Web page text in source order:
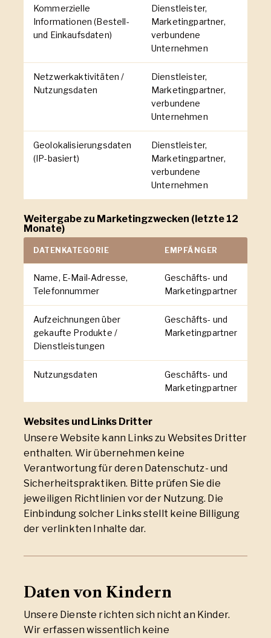
Kommerzielle
Informationen (Bestell-
und Einkaufsdaten)
Dienstleister,
Marketingpartner,
verbundene
Unternehmen
Netzwerkaktivitäten /
Nutzungsdaten
Dienstleister,
Marketingpartner,
verbundene
Unternehmen
Geolokalisierungsdaten
(IP-basiert)
Dienstleister,
Marketingpartner,
verbundene
Unternehmen
Weitergabe zu Marketingzwecken (letzte 12
Monate)
DATENKATEGORIE EMPFÄNGER
Name, E-Mail-Adresse,
Telefonnummer
Geschäfts- und
Marketingpartner
Aufzeichnungen über
gekaufte Produkte /
Dienstleistungen
Geschäfts- und
Marketingpartner
Nutzungsdaten
Geschäfts- und
Marketingpartner
Websites und Links Dritter
Unsere Website kann Links zu Websites Dritter
enthalten. Wir übernehmen keine
Verantwortung für deren Datenschutz- und
Sicherheitspraktiken. Bitte prüfen Sie die
jeweiligen Richtlinien vor der Nutzung. Die
Einbindung solcher Links stellt keine Billigung
der verlinkten Inhalte dar.
Daten von Kindern
Unsere Dienste richten sich nicht an Kinder.
Wir erfassen wissentlich keine